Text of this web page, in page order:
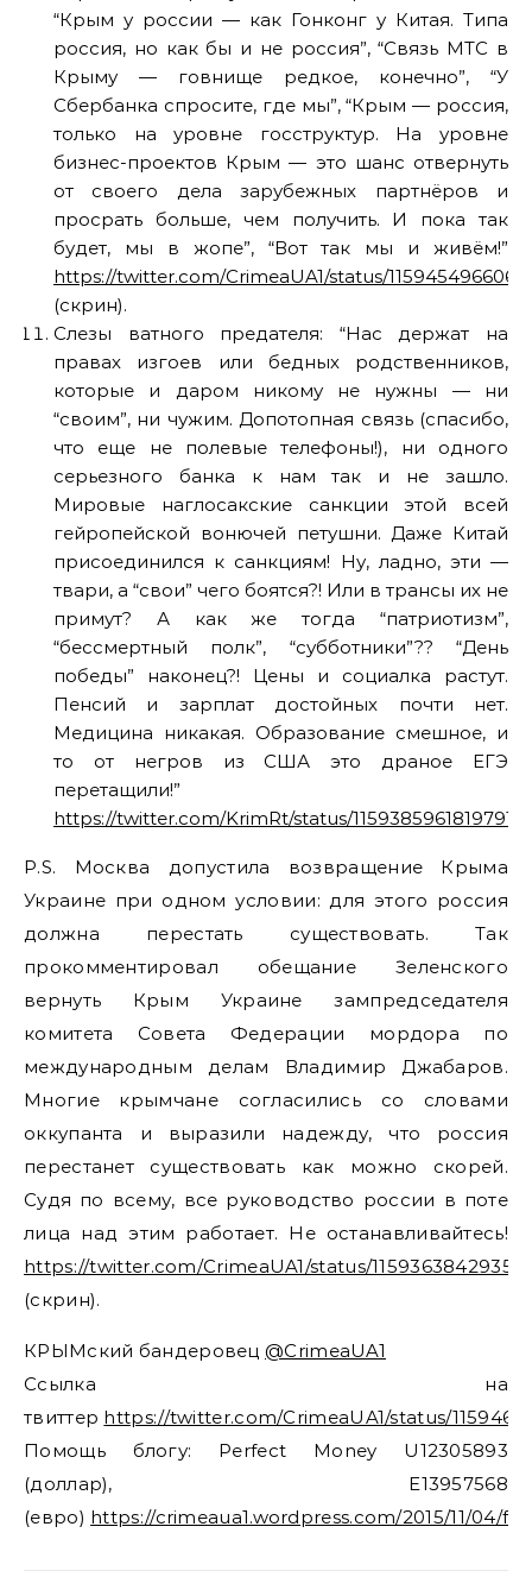
“Крым у россии — как Гонконг у Китая. Типа
россия, но как бы и не россия”, “Связь МТС в
Крыму — говнище редкое, конечно”, “У
Сбербанка спросите, где мы”, “Крым — россия,
только на уровне госструктур. На уровне
бизнес-проектов Крым — это шанс отвернуть
от своего дела зарубежных партнёров и
просрать больше, чем получить. И пока так
будет, мы в жопе”, “Вот так мы и живём!”
https://twitter.com/CrimeaUA1/status/
(скрин).
Слезы ватного предателя: “Нас держат на
правах изгоев или бедных родственников,
которые и даром никому не нужны — ни
“своим”, ни чужим. Допотопная связь (спасибо,
что еще не полевые телефоны!), ни одного
серьезного банка к нам так и не зашло.
Мировые наглосакские санкции этой всей
гейропейской вонючей петушни. Даже Китай
присоединился к санкциям! Ну, ладно, эти —
твари, а “свои” чего боятся?! Или в трансы их не
примут? А как же тогда “патриотизм”,
“бессмертный полк”, “субботники”?? “День
победы” наконец?! Цены и социалка растут.
Пенсий и зарплат достойных почти нет.
Медицина никакая. Образование смешное, и
то от негров из США это драное ЕГЭ
перетащили!”
https://twitter.com/KrimRt/status/
P.S. Москва допустила возвращение Крыма
Украине при одном условии: для этого россия
должна перестать существовать. Так
прокомментировал обещание Зеленского
вернуть Крым Украине зампредседателя
комитета Совета Федерации мордора по
международным делам Владимир Джабаров.
Многие крымчане согласились со словами
оккупанта и выразили надежду, что россия
перестанет существовать как можно скорей.
Судя по всему, все руководство россии в поте
лица над этим работает. Не останавливайтесь!
https://twitter.com/CrimeaUA1/status/
(скрин).
КРЫМский бандеровец @CrimeaUA1
Ссылка на
твиттер https://twitter.com/CrimeaUA1/status/
Помощь блогу: Perfect Money U12305893
(доллар), E13957568
(евро) https://crimeaua1.wordpress.com/2015/11/04/